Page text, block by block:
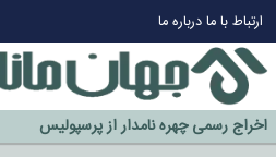
ارتباط با مادرباره ما
چرا طلا دوباره افزایشی شد؟
گزینه جدایی اوسمار روی میز مدیران